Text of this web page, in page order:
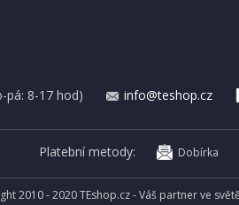
pá: 8-17 hod) info@teshop.cz
Platební metody: Dobírka
2010 - 2020 TEshop.cz - Váš partner ve